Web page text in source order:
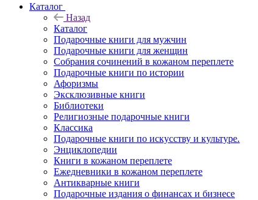
Каталог
Назад
Каталог
Подарочные книги для мужчин
Подарочные книги для женщин
Собрания сочинений в кожаном переплете
Подарочные книги по истории
Афоризмы
Эксклюзивные книги
Библиотеки
Религиозные подарочные книги
Классика
Подарочные книги по искусству и культуре.
Энциклопедии
Книги в кожаном переплете
Ежедневники в кожаном переплете
Антикварные книги
Подарочные издания о финансах и бизнесе